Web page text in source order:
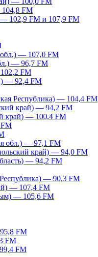
FM
102,9 FM и 107,9 FM
обл.) — 107,0 FM
— 96,7 FM
FM
— 92,4 FM
Республика) — 104,4 FM
край) — 94,2 FM
край) — 100,4 FM
обл.) — 97,1 FM
край) — 94,0 FM
— 94,2 FM
— 90,3 FM
— 107,4 FM
— 105,6 FM
FM
FM
FM